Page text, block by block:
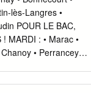
certains endroits
(îles). Les limons
figurés ; au Sud de
des Réservoirs et
lès-Langres •
POUR LE BAC,
MARDI : • Marac •
• Perrancey